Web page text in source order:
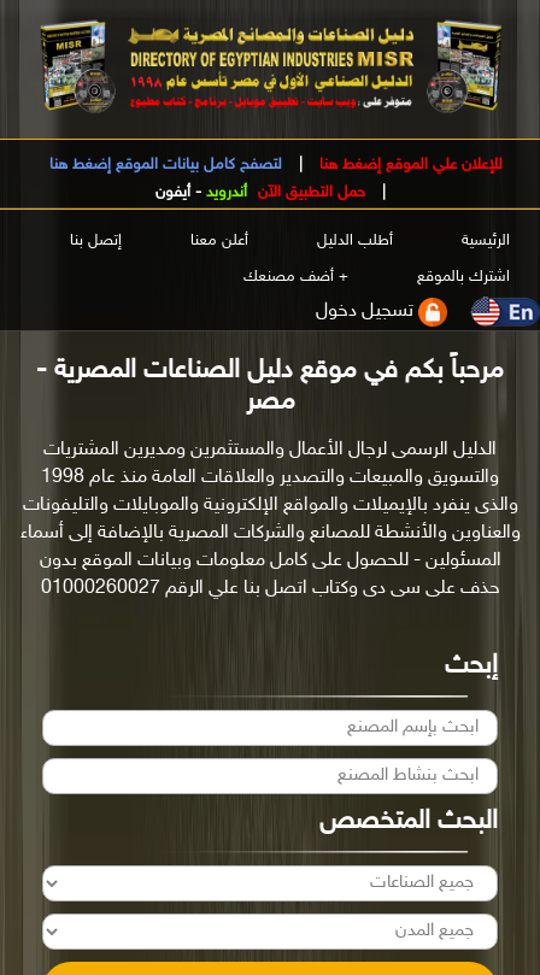
للإعلان علي الموقع إضغط هنا
لتصفح كامل بيانات الموقع إضغط هنا
حمل التطبيق الآن أندرويد - أيفون
الرئيسية أطلب الدليل أعلن معنا
إتصل بنا
اشترك بالموقع
+ أضف مصنعك
تسجيل دخول
مرحباً بكم في موقع دليل الصناعات المصرية -
مصر
الدليل الرسمى لرجال الأعمال والمستثمرين ومديرين المشتريات
والتسويق والمبيعات والتصدير والعلاقات العامة منذ عام 1998
والذى ينفرد بالإيميلات والمواقع الإلكترونية والموبايلات والتليفونات
والعناوين والأنشطة للمصانع والشركات المصرية بالإضافة إلى أسماء
المسئولين - للحصول على كامل معلومات وبيانات الموقع بدون
حذف على سى دى وكتاب اتصل بنا علي الرقم 01000260027
إبحث
البحث المتخصص